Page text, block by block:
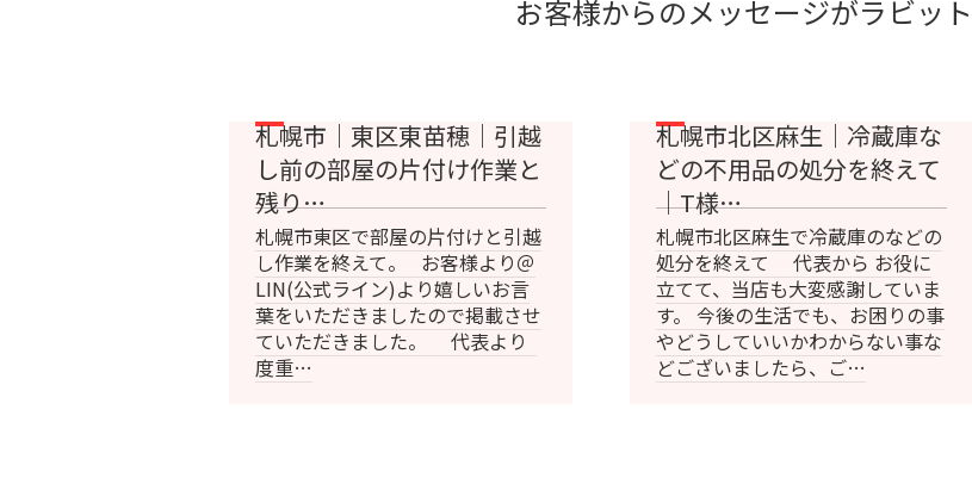
お客様からのメッセージがラビッ
札幌市｜東区東苗穂｜引越
し前の部屋の片付け作業と
残り…
札幌市東区で部屋の片付けと引越
し作業を終えて。 お客様より＠
LIN(公式ライン)より嬉しいお言
葉をいただきましたので掲載させ
ていただきました。 代表より
度重…
札幌市北区麻生｜冷蔵庫な
どの不用品の処分を終えて
｜T様…
札幌市北区麻生で冷蔵庫のなどの
処分を終えて 代表から お役に
立てて、当店も大変感謝していま
す。 今後の生活でも、お困りの事
やどうしていいかわからない事な
どございましたら、ご…